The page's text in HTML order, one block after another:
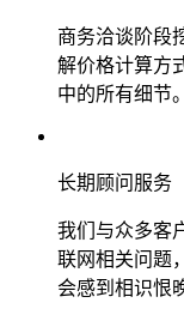
商务洽谈阶段
解价格计算方
中的所有细节。
长期顾问服务
我们与众多客
联网相关问题
会感到相识恨